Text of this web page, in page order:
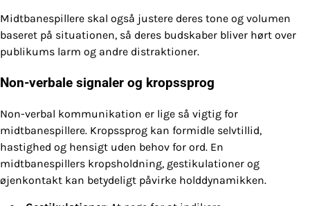
Midtbanespillere skal også justere deres tone og volumen
baseret på situationen, så deres budskaber bliver hørt over
publikums larm og andre distraktioner.
Non-verbale signaler og kropssprog
Non-verbal kommunikation er lige så vigtig for
midtbanespillere. Kropssprog kan formidle selvtillid,
hastighed og hensigt uden behov for ord. En
midtbanespillers kropsholdning, gestikulationer og
øjenkontakt kan betydeligt påvirke holddynamikken.